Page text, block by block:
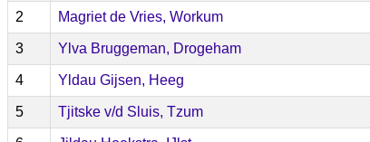
2 Magriet de Vries, Workum
3 Ylva Bruggeman, Drogeham
4 Yldau Gijsen, Heeg
5 Tjitske v/d Sluis, Tzum